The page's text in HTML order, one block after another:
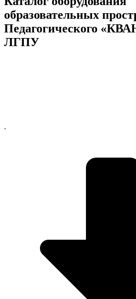
образовательных
Педагогического
ЛГПУ
.